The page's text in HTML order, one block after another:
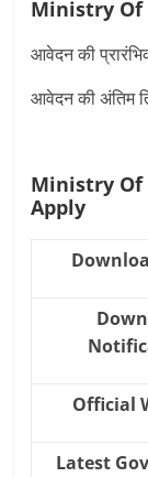
Ministry Of
आवेदन की
आवेदन की अंतिम
Ministry
Apply
Official
Latest